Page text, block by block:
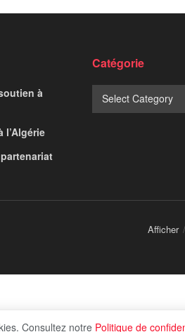
à
l’Algérie
Catégorie
Select Category
Afficher
Consultez notre Politique de